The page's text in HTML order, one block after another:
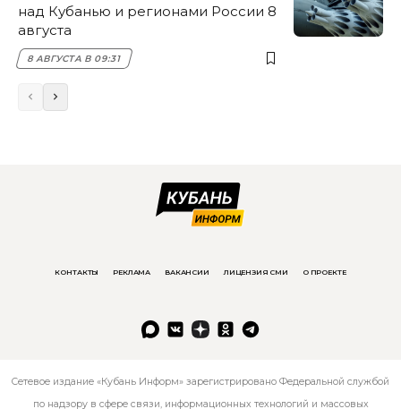
над Кубанью и регионами России 8
августа
8 АВГУСТА В 09:31
КОНТАКТЫ РЕКЛАМА ВАКАНСИИ ЛИЦЕНЗИЯ СМИ О ПРОЕКТЕ
Сетевое издание «Кубань Информ» зарегистрировано Федеральной службой
по надзору в сфере связи, информационных технологий и массовых